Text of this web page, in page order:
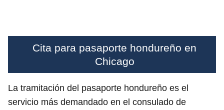
Cita para pasaporte hondureño en
Chicago
La tramitación del pasaporte hondureño es el
servicio más demandado en el consulado de